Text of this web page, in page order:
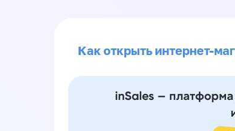
Как открыть интернет-